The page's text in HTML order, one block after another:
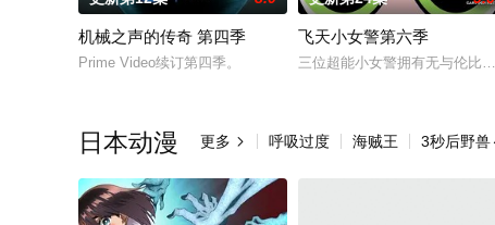
机械之声的传奇 第四季
Prime Video续订第四季。
飞天小女警第六季
三位超能小女警拥有无与伦比
日本动漫 更多  呼吸过度 海贼王 3秒后野兽